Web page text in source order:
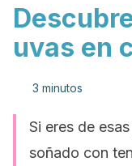
uvas en
3 minutos
Si eres de
soñado con